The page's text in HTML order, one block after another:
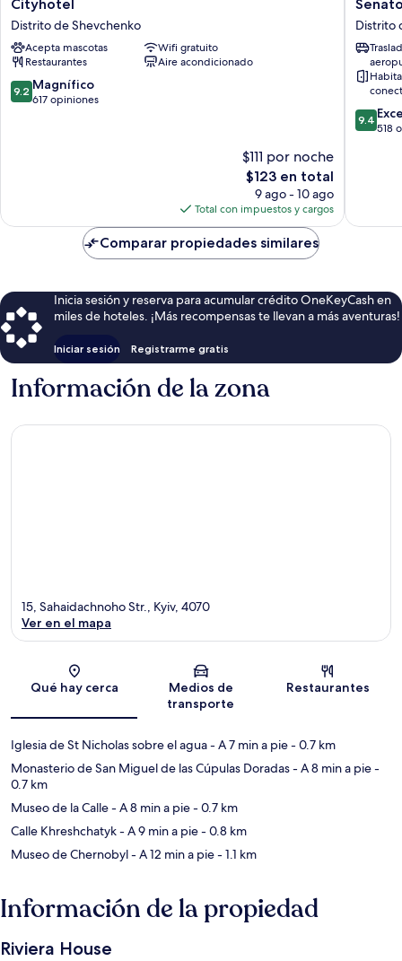
Distrito
de
Shevchenko
Cityhotel
Distrito de Shevchenko
Acepta mascotas
Wifi gratuito
Restaurantes
Aire acondicionado
9.2
de
9.2 Magnífico
617 opiniones
$111 por noche
El
precio
actual
es
de
$123
$123 en total
9 ago - 10 ago
Total con impuestos y cargos
Maidan
Distrito
de
Distrito
9.4
de
9.4
518
Comparar propiedades similares
Inicia sesión y reserva para acumular crédito OneKeyCash en
miles de hoteles. ¡Más recompensas te llevan a más aventuras!
Iniciar sesión Registrarme gratis
Información de la zona
Sección del mapa
15, Sahaidachnoho Str., Kyiv, 4070
Ver en el mapa
Qué hay cerca
Medios de
transporte
Restaurantes
Iglesia de St Nicholas sobre el agua- A 7 min a pie- 0.7 km
Monasterio de San Miguel de las Cúpulas Doradas- A 8 min a pie-
0.7 km
Museo de la Calle- A 8 min a pie- 0.7 km
Calle Khreshchatyk- A 9 min a pie- 0.8 km
Museo de Chernobyl- A 12 min a pie- 1.1 km
Información de la propiedad
Riviera House